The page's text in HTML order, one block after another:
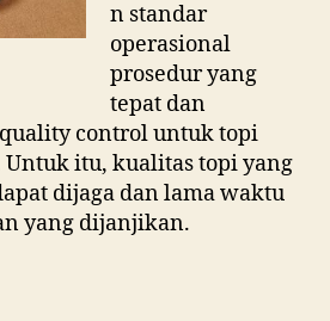
n standar
operasional
prosedur yang
tepat dan
control untuk topi
itu, kualitas topi yang
dijaga dan lama waktu
yang dijanjikan.